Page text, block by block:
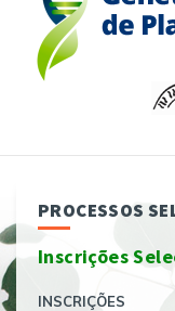
PROCESSOS
Inscrições
INSCRIÇÕES